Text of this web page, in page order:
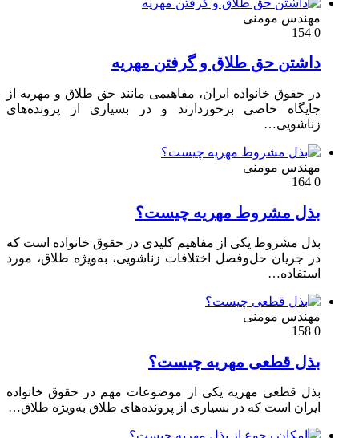
مومنی
حق طلاق و گرفتن مهریه
حقوق خانواده ایران، مفاهیمی مانند حق طلاق و مهریه از
خاصی برخوردارند و در بسیاری از پرونده‌های
مومنی
مشروط مهریه چیست؟
مشروط یکی از مفاهیم کلیدی در حقوق خانواده است که
جریان حل‌وفصل اختلافات زناشویی، به‌ویژه طلاق، مورد
مومنی
قطعی مهریه چیست؟
قطعی مهریه یکی از موضوعات مهم در حقوق خانواده
است که در بسیاری از پرونده‌های طلاق به‌ویژه طلاق…